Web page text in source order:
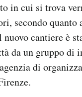
in cui si trova
secondo
cantiere è
da un gruppo
di